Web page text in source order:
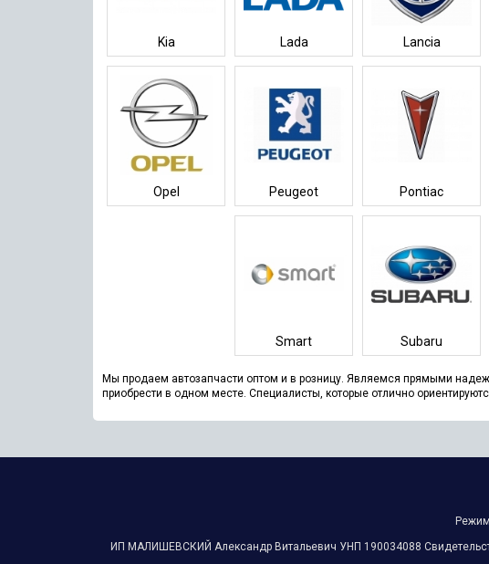
Kia Lada Lancia
Opel Peugeot Pontiac
Smart Subaru
Мы продаем автозапчасти оптом и в розницу. Являемся прямыми
приобрести в одном месте. Специалисты, которые отлично
ИП МАЛИШЕВСКИЙ Александр Витальевич УНП ‎190034088